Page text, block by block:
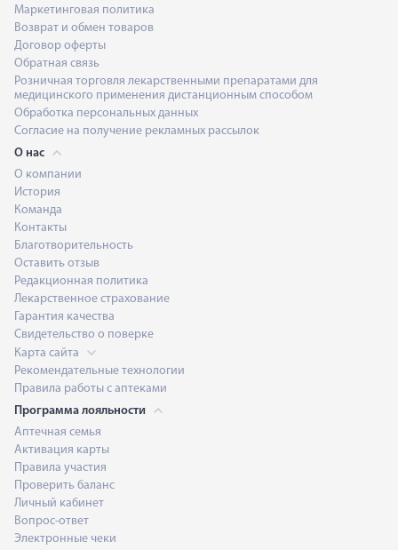
Маркетинговая политика
Возврат и обмен товаров
Договор оферты
Обратная связь
Розничная торговля лекарственными препаратами для
медицинского применения дистанционным способом
Обработка персональных данных
Согласие на получение рекламных рассылок
О нас
О компании
История
Команда
Контакты
Благотворительность
Оставить отзыв
Редакционная политика
Лекарственное страхование
Гарантия качества
Свидетельство о поверке
Карта сайта
Рекомендательные технологии
Правила работы с аптеками
Программа лояльности
Аптечная семья
Активация карты
Правила участия
Проверить баланс
Личный кабинет
Вопрос-ответ
Электронные чеки